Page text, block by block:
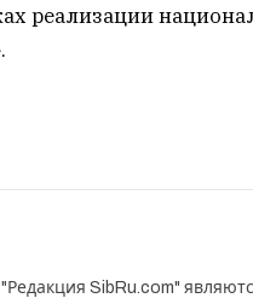
реализации
SibRu.com"